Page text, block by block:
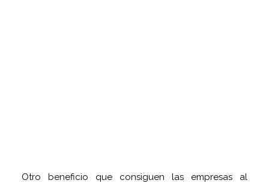
Otro beneficio que consiguen las empresas al